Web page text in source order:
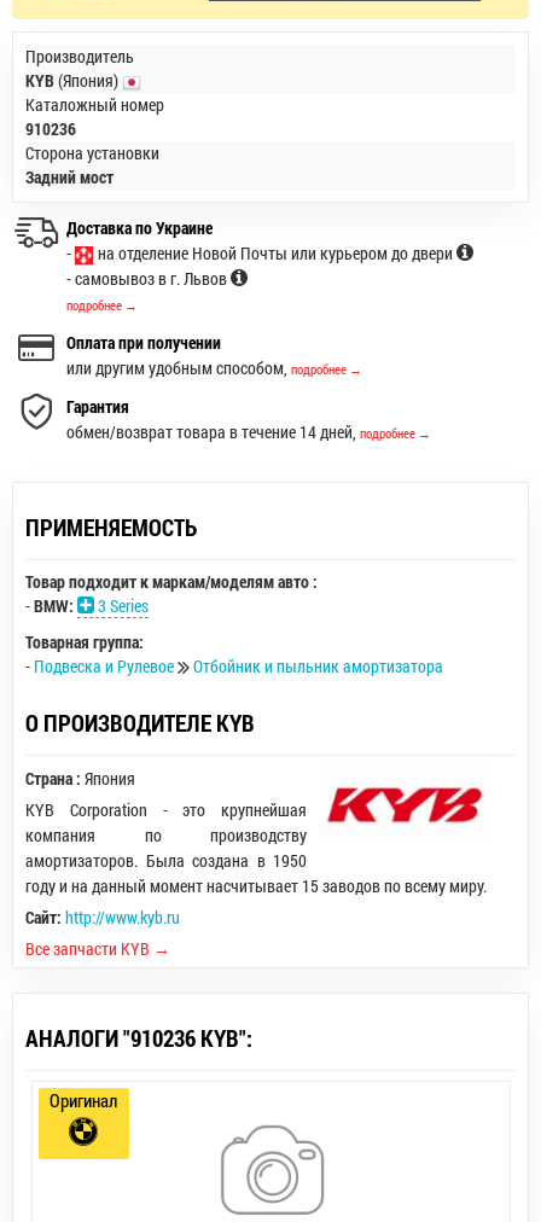
Производитель
KYB(Япония)
Каталожный номер
910236
Сторона установки
Задний мост
Доставка по Украине
-
на отделение Новой Почты или курьером до двери
- самовывоз в г. Львов
подробнее →
Оплата при получении
или другим удобным способом, подробнее →
Гарантия
обмен/возврат товара в течение 14 дней, подробнее →
ПРИМЕНЯЕМОСТЬ
Товар подходит к маркам/моделям авто :
-BMW:
3 Series
Товарная группа:
- Подвеска и Рулевое Отбойник и пыльник амортизатора
О ПРОИЗВОДИТЕЛЕ KYB
Страна : Япония
KYB Corporation - это крупнейшая
компания по производству
амортизаторов. Была создана в 1950
году и на данный момент насчитывает 15 заводов по всему миру.
Сайт: http://www.kyb.ru
Все запчасти KYB →
АНАЛОГИ "910236 KYB":
Оригинал